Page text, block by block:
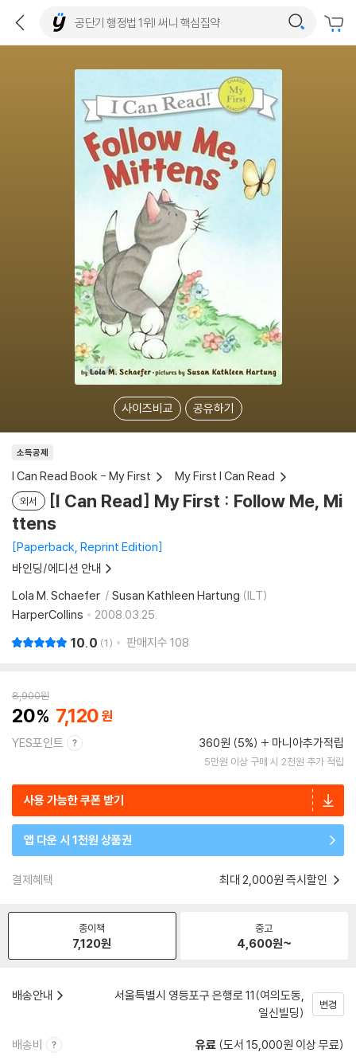
사이즈비교 공유하기
소득공제
I Can Read Book - My First My First I Can Read
외서
[I Can Read] My First : Follow Me, Mi
ttens
Paperback, Reprint Edition
바인딩/에디션 안내
Lola M. Schaefer
Susan Kathleen Hartung (ILT)
HarperCollins
2008.03.25.
10.0 1 판매지수 108
8,900원
20 7,120
YES포인트 360원 (5%) 마니아추가적립
5만원 이상 구매 시 2천원 추가 적립
사용 가능한 쿠폰 받기
앱 다운 시 1천원 상품권
결제혜택 최대 2,000원 즉시할인
종이책
7,120원
중고
4,600원~
배송안내
서울특별시 영등포구 은행로 11(여의도동,
일신빌딩)
변경
배송비 유료 (도서 15,000원 이상 무료)